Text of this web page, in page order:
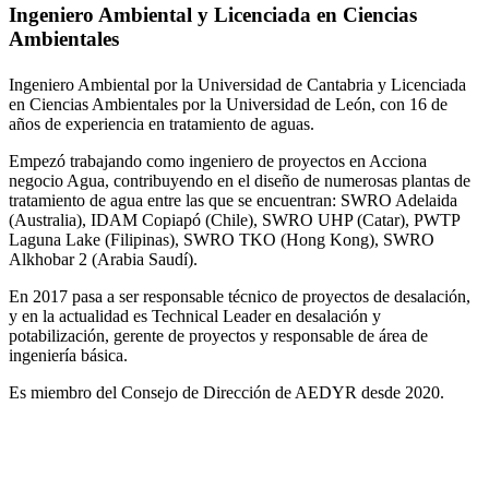
Ingeniero Ambiental y Licenciada en Ciencias
Ambientales
Ingeniero Ambiental por la Universidad de Cantabria y Licenciada
en Ciencias Ambientales por la Universidad de León, con 16 de
años de experiencia en tratamiento de aguas.
Empezó trabajando como ingeniero de proyectos en Acciona
negocio Agua, contribuyendo en el diseño de numerosas plantas de
tratamiento de agua entre las que se encuentran: SWRO Adelaida
(Australia), IDAM Copiapó (Chile), SWRO UHP (Catar), PWTP
Laguna Lake (Filipinas), SWRO TKO (Hong Kong), SWRO
Alkhobar 2 (Arabia Saudí).
En 2017 pasa a ser responsable técnico de proyectos de desalación,
y en la actualidad es Technical Leader en desalación y
potabilización, gerente de proyectos y responsable de área de
ingeniería básica.
Es miembro del Consejo de Dirección de AEDYR desde 2020.